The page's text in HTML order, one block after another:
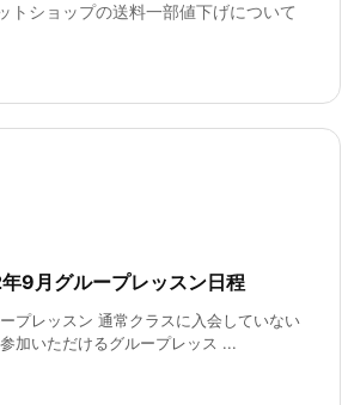
トショップの送料一部値下げについて
9月グループレッスン日程
ープレッスン 通常クラスに入会していない
加いただけるグループレッス ...